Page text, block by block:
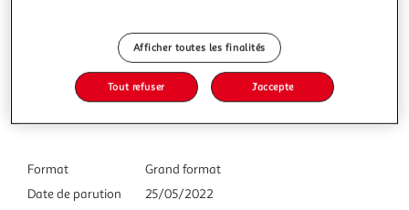
Caractéristiques
Format
Grand format
Date de parution
25/05/2022
Afficher toutes les finalités
Tout refuser J'accepte